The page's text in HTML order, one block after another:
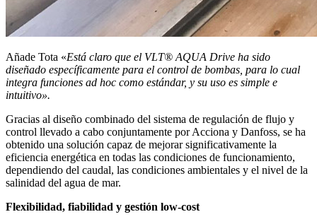
Añade Tota «Está claro que el VLT® AQUA Drive ha sido
diseñado específicamente para el control de bombas, para lo cual
integra funciones ad hoc como estándar, y su uso es simple e
intuitivo».
Gracias al diseño combinado del sistema de regulación de flujo y
control llevado a cabo conjuntamente por Acciona y Danfoss, se ha
obtenido una solución capaz de mejorar significativamente la
eficiencia energética en todas las condiciones de funcionamiento,
dependiendo del caudal, las condiciones ambientales y el nivel de la
salinidad del agua de mar.
Flexibilidad, fiabilidad y gestión low-cost